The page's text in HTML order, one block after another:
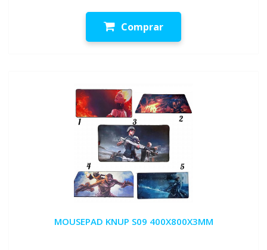
Comprar
MOUSEPAD KNUP S09 400X800X3MM